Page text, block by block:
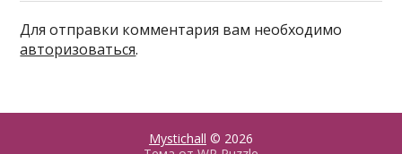
Для отправки комментария вам необходимо
авторизоваться.
Mystichall © 2026